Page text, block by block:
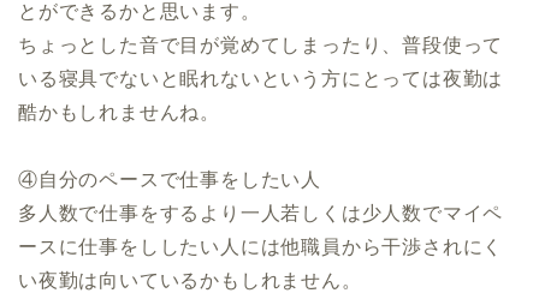
とができるかと思います。
ちょっとした音で目が覚めてしまったり、普段使って
いる寝具でないと眠れないという方にとっては夜勤は
酷かもしれませんね。
④自分のペースで仕事をしたい人
多人数で仕事をするより一人若しくは少人数でマイペ
ースに仕事をししたい人には他職員から干渉されにく
い夜勤は向いているかもしれません。